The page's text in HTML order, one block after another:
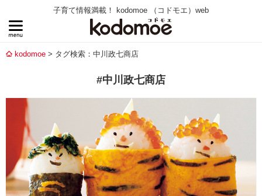
子育て情報満載！ kodomoe （コドモエ）web
kodomoe タグ検索：中川政七商店
#中川政七商店